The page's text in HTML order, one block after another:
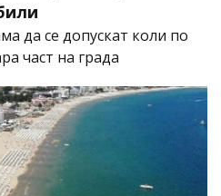
да се допускат коли по
част на града